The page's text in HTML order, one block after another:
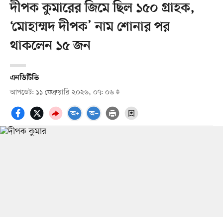
দীপক কুমারের জিমে ছিল ১৫০ গ্রাহক,
‘মোহাম্মদ দীপক’ নাম শোনার পর
থাকলেন ১৫ জন
এনডিটিভি
আপডেট: ১১ ফেব্রুয়ারি ২০২৬, ০৭: ০৬